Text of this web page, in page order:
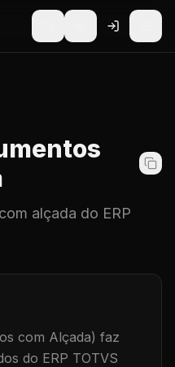
alçada do ERP
com Alçada) faz
do ERP TOTVS